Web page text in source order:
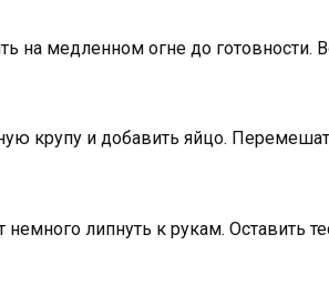
на медленном огне до готовности.
крупу и добавить яйцо.
липнуть к рукам. Оставить